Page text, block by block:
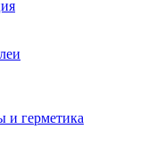
и герметика